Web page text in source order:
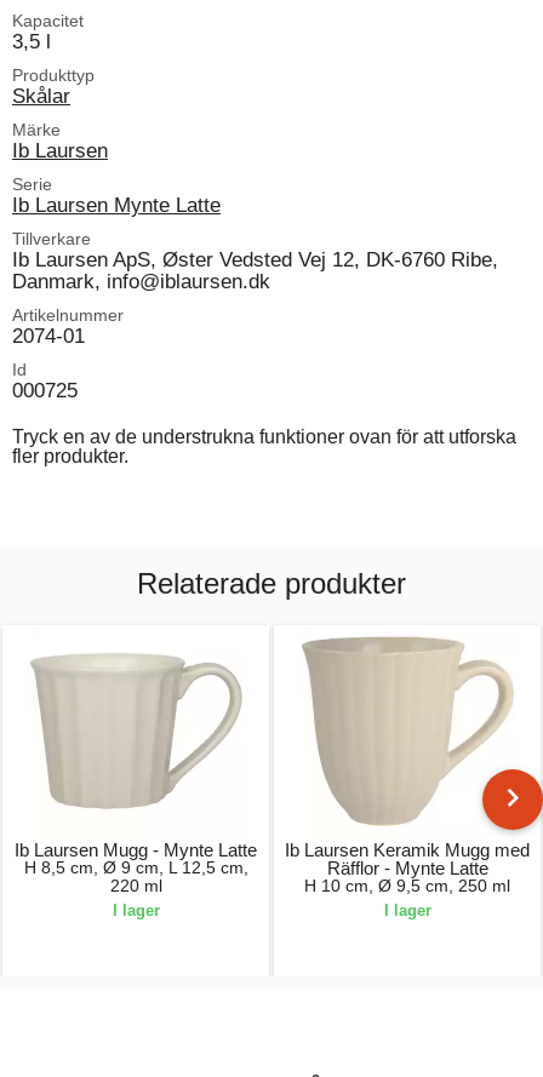
Kapacitet
3,5 l
Produkttyp
Skålar
Märke
Ib Laursen
Serie
Ib Laursen Mynte Latte
Tillverkare
Ib Laursen ApS, Øster Vedsted Vej 12, DK-6760 Ribe,
Danmark, info@iblaursen.dk
Artikelnummer
2074-01
Id
000725
Tryck en av de understrukna funktioner ovan för att utforska
fler produkter.
Relaterade produkter
Ib Laursen Mugg - Mynte Latte
H 8,5 cm, Ø 9 cm, L 12,5 cm,
220 ml
I lager
Ib Laursen Keramik Mugg med
Räfflor - Mynte Latte
H 10 cm, Ø 9,5 cm, 250 ml
I lager